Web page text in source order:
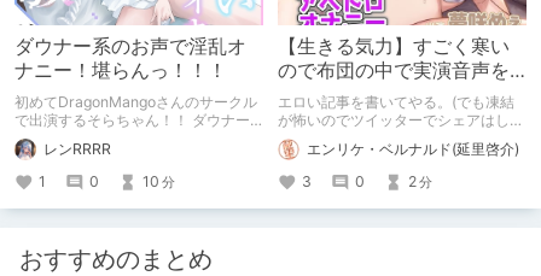
ダウナー系のお声で淫乱オ
ナニー！堪らんっ！！！
初めてDragonMangoさんのサークル
で出演するそらちゃん！！ ダウナー
系のピュアな女の子が淫乱オナニーし
てくださる実演オナニーです！！
レンRRRR
1
0 10 分
【生きる気力】すごく寒い
ので布団の中で実演音声を
聴きながらシコった
エロい記事を書いてやる。(でも凍結
が怖いのでツイッターでシェアはしな
い) めぇ。 今日はとても寒かったの
で、布団の中で君の作品を聴きながら
シコシコしたよ。
エンリケ・ベルナルド(延里啓介)
3
0 2分
おすすめのまとめ